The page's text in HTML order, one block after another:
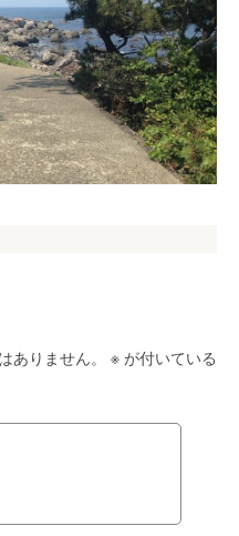
ありません。 ※ が付いている